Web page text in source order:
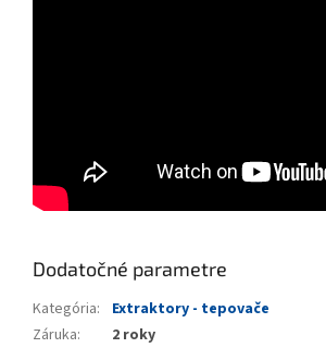
Dodatočné parametre
Kategória:
Extraktory - tepovače
Záruka:
2 roky